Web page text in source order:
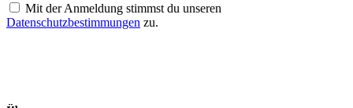
Mit der Anmeldung stimmst du unseren
Datenschutzbestimmungen zu.